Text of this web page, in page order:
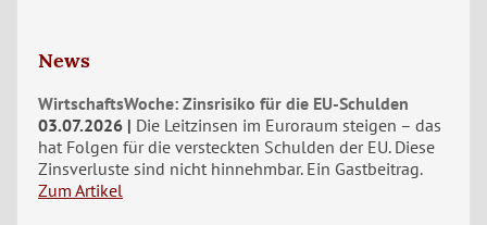
News
WirtschaftsWoche: Zinsrisiko für die EU-Schulden
03.07.2026
Die Leitzinsen im Euroraum steigen – das
hat Folgen für die versteckten Schulden der EU. Diese
Zinsverluste sind nicht hinnehmbar. Ein Gastbeitrag.
Zum Artikel